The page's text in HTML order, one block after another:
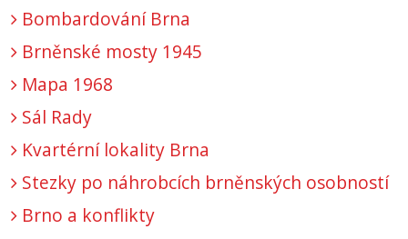
Bombardování Brna
Brněnské mosty 1945
Mapa 1968
Sál Rady
Kvartérní lokality Brna
Stezky po náhrobcích brněnských osobností
Brno a konflikty